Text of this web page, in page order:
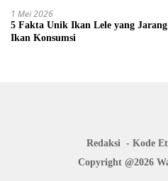
1 Mei 2026
5 Fakta Unik Ikan Lele yang
Ikan Konsumsi
Redaksi Kode
Copyright @2026